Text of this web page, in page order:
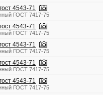
4543-71
ГОСТ 7417-75
4543-71
ГОСТ 7417-75
4543-71
ГОСТ 7417-75
4543-71
ГОСТ 7417-75
4543-71
ГОСТ 7417-75